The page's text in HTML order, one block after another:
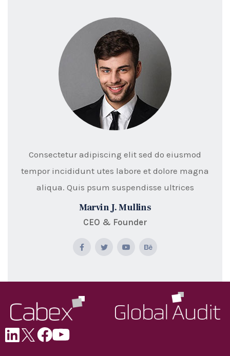
Consectetur adipiscing elit sed do eiusmod
tempor incididunt utes labore et dolore magna
aliqua. Quis psum suspendisse ultrices
Marvin J. Mullins
CEO & Founder